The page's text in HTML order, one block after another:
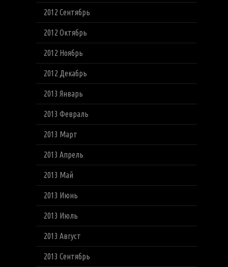
2012 Сентябрь
2012 Октябрь
2012 Ноябрь
2012 Декабрь
2013 Январь
2013 Февраль
2013 Март
2013 Апрель
2013 Май
2013 Июнь
2013 Июль
2013 Август
2013 Сентябрь